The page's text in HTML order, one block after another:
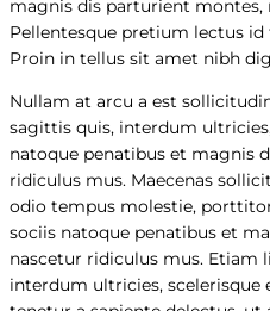
magnis dis parturient montes,
Pellentesque pretium lectus
Proin in tellus sit amet nibh
Nullam at arcu a est
sagittis quis, interdum
natoque penatibus et magnis
ridiculus mus. Maecenas
odio tempus molestie,
sociis natoque penatibus et
nascetur ridiculus mus. Etiam
interdum ultricies, scelerisque